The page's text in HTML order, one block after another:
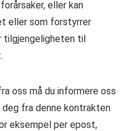
eller kan
eller som forstyrrer
tilgjengeligheten til
oss må du informere oss
fra denne kontrakten
eksempel per epost,